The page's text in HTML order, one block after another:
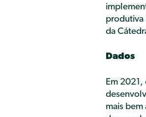
produtiva
da
Dados
Em
mais